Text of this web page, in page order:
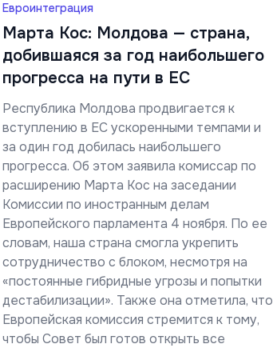
Евроинтеграция
Марта Кос: Молдова — страна,
добившаяся за год наибольшего
прогресса на пути в ЕС
Республика Молдова продвигается к
вступлению в ЕС ускоренными темпами и
за один год добилась наибольшего
прогресса. Об этом заявила комиссар по
расширению Марта Кос на заседании
Комиссии по иностранным делам
Европейского парламента 4 ноября. По ее
словам, наша страна смогла укрепить
сотрудничество с блоком, несмотря на
«постоянные гибридные угрозы и попытки
дестабилизации». Также она отметила, что
Европейская комиссия стремится к тому,
чтобы Совет был готов открыть все